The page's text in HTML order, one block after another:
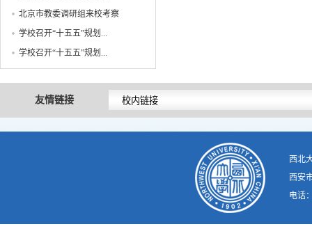
北京市教委调研组来校考察
学校召开“十五五”规划...
学校召开“十五五”规划...
友情链接
西北
西安
电话